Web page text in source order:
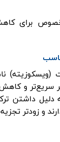
برای
(ویسکوزیته)
سریع‌تر و
داشتن
و زودتر